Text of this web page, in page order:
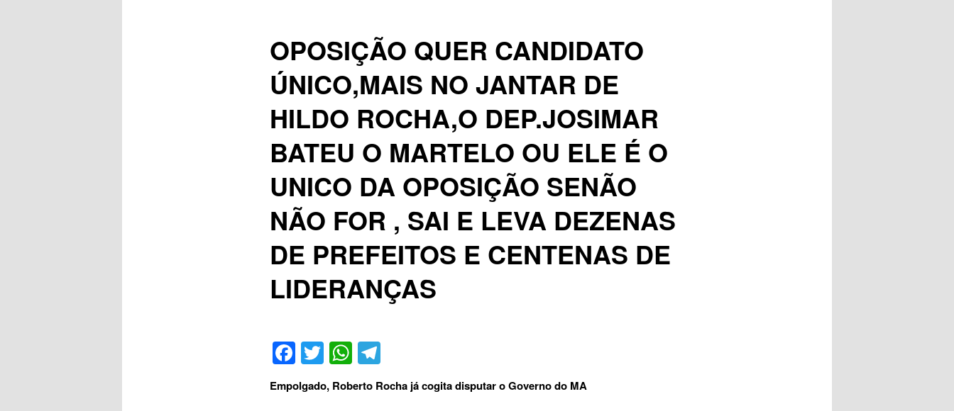
OPOSIÇÃO QUER CANDIDATO
ÚNICO,MAIS NO JANTAR DE
HILDO ROCHA,O DEP.JOSIMAR
BATEU O MARTELO OU ELE É O
UNICO DA OPOSIÇÃO SENÃO
NÃO FOR , SAI E LEVA DEZENAS
DE PREFEITOS E CENTENAS DE
LIDERANÇAS
Facebook
TwitterWhatsApp
Telegram
Empolgado, Roberto Rocha já cogita disputar o Governo do MA